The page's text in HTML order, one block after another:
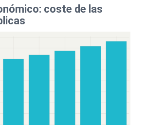
coste de las